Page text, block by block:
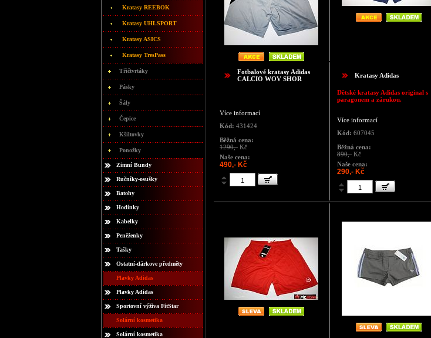
Kratasy REEBOK
Kratasy UHLSPORT
Kratasy ASICS
Kratasy TresPass
Třičtvrtáky
Pásky
Šály
Čepice
Kšiltovky
Ponožky
Zimní Bundy
Ručníky-osušky
Batohy
Hodinky
Kabelky
Peněženky
Tašky
Ostatní-dárkove předměty
Plavky Adidas
Plavky Adidas
Sportovní výživa FitStar
Solární kosmetika
Solární kosmetika
Fotbalové kratasy Adidas
CALCIO WOV SHOR
Více informací
Kód: 431424
Běžná cena:
1290,- Kč
Naše cena:
490,- Kč
Kratasy Adidas
Dětské kratasy Adidas original s
paragonem a zárukou.
Více informací
Kód: 607045
Běžná cena:
890,- Kč
Naše cena:
290,- Kč